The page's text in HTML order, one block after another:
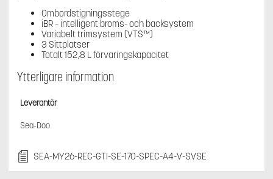
Ombordstigningsstege
iBR – intelligent broms- och backsystem
Variabelt trimsystem (VTS™)
3 Sittplatser
Totalt 152,8 L förvaringskapacitet
Ytterligare information
Leverantör
Sea-Doo
SEA-MY26-REC-GTI-SE-170-SPEC-A4-V-SVSE